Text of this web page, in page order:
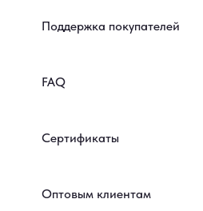
Поддержка покупателей
FAQ
Сертификаты
Оптовым клиентам